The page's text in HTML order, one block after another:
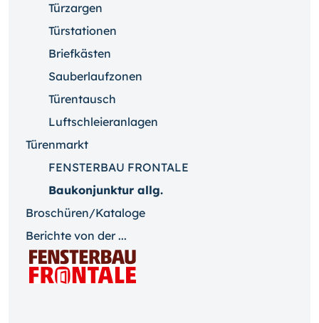
Türzargen
Türstationen
Briefkästen
Sauberlaufzonen
Türentausch
Luftschleieranlagen
Türenmarkt
FENSTERBAU FRONTALE
Baukonjunktur allg.
Broschüren/Kataloge
Berichte von der ...